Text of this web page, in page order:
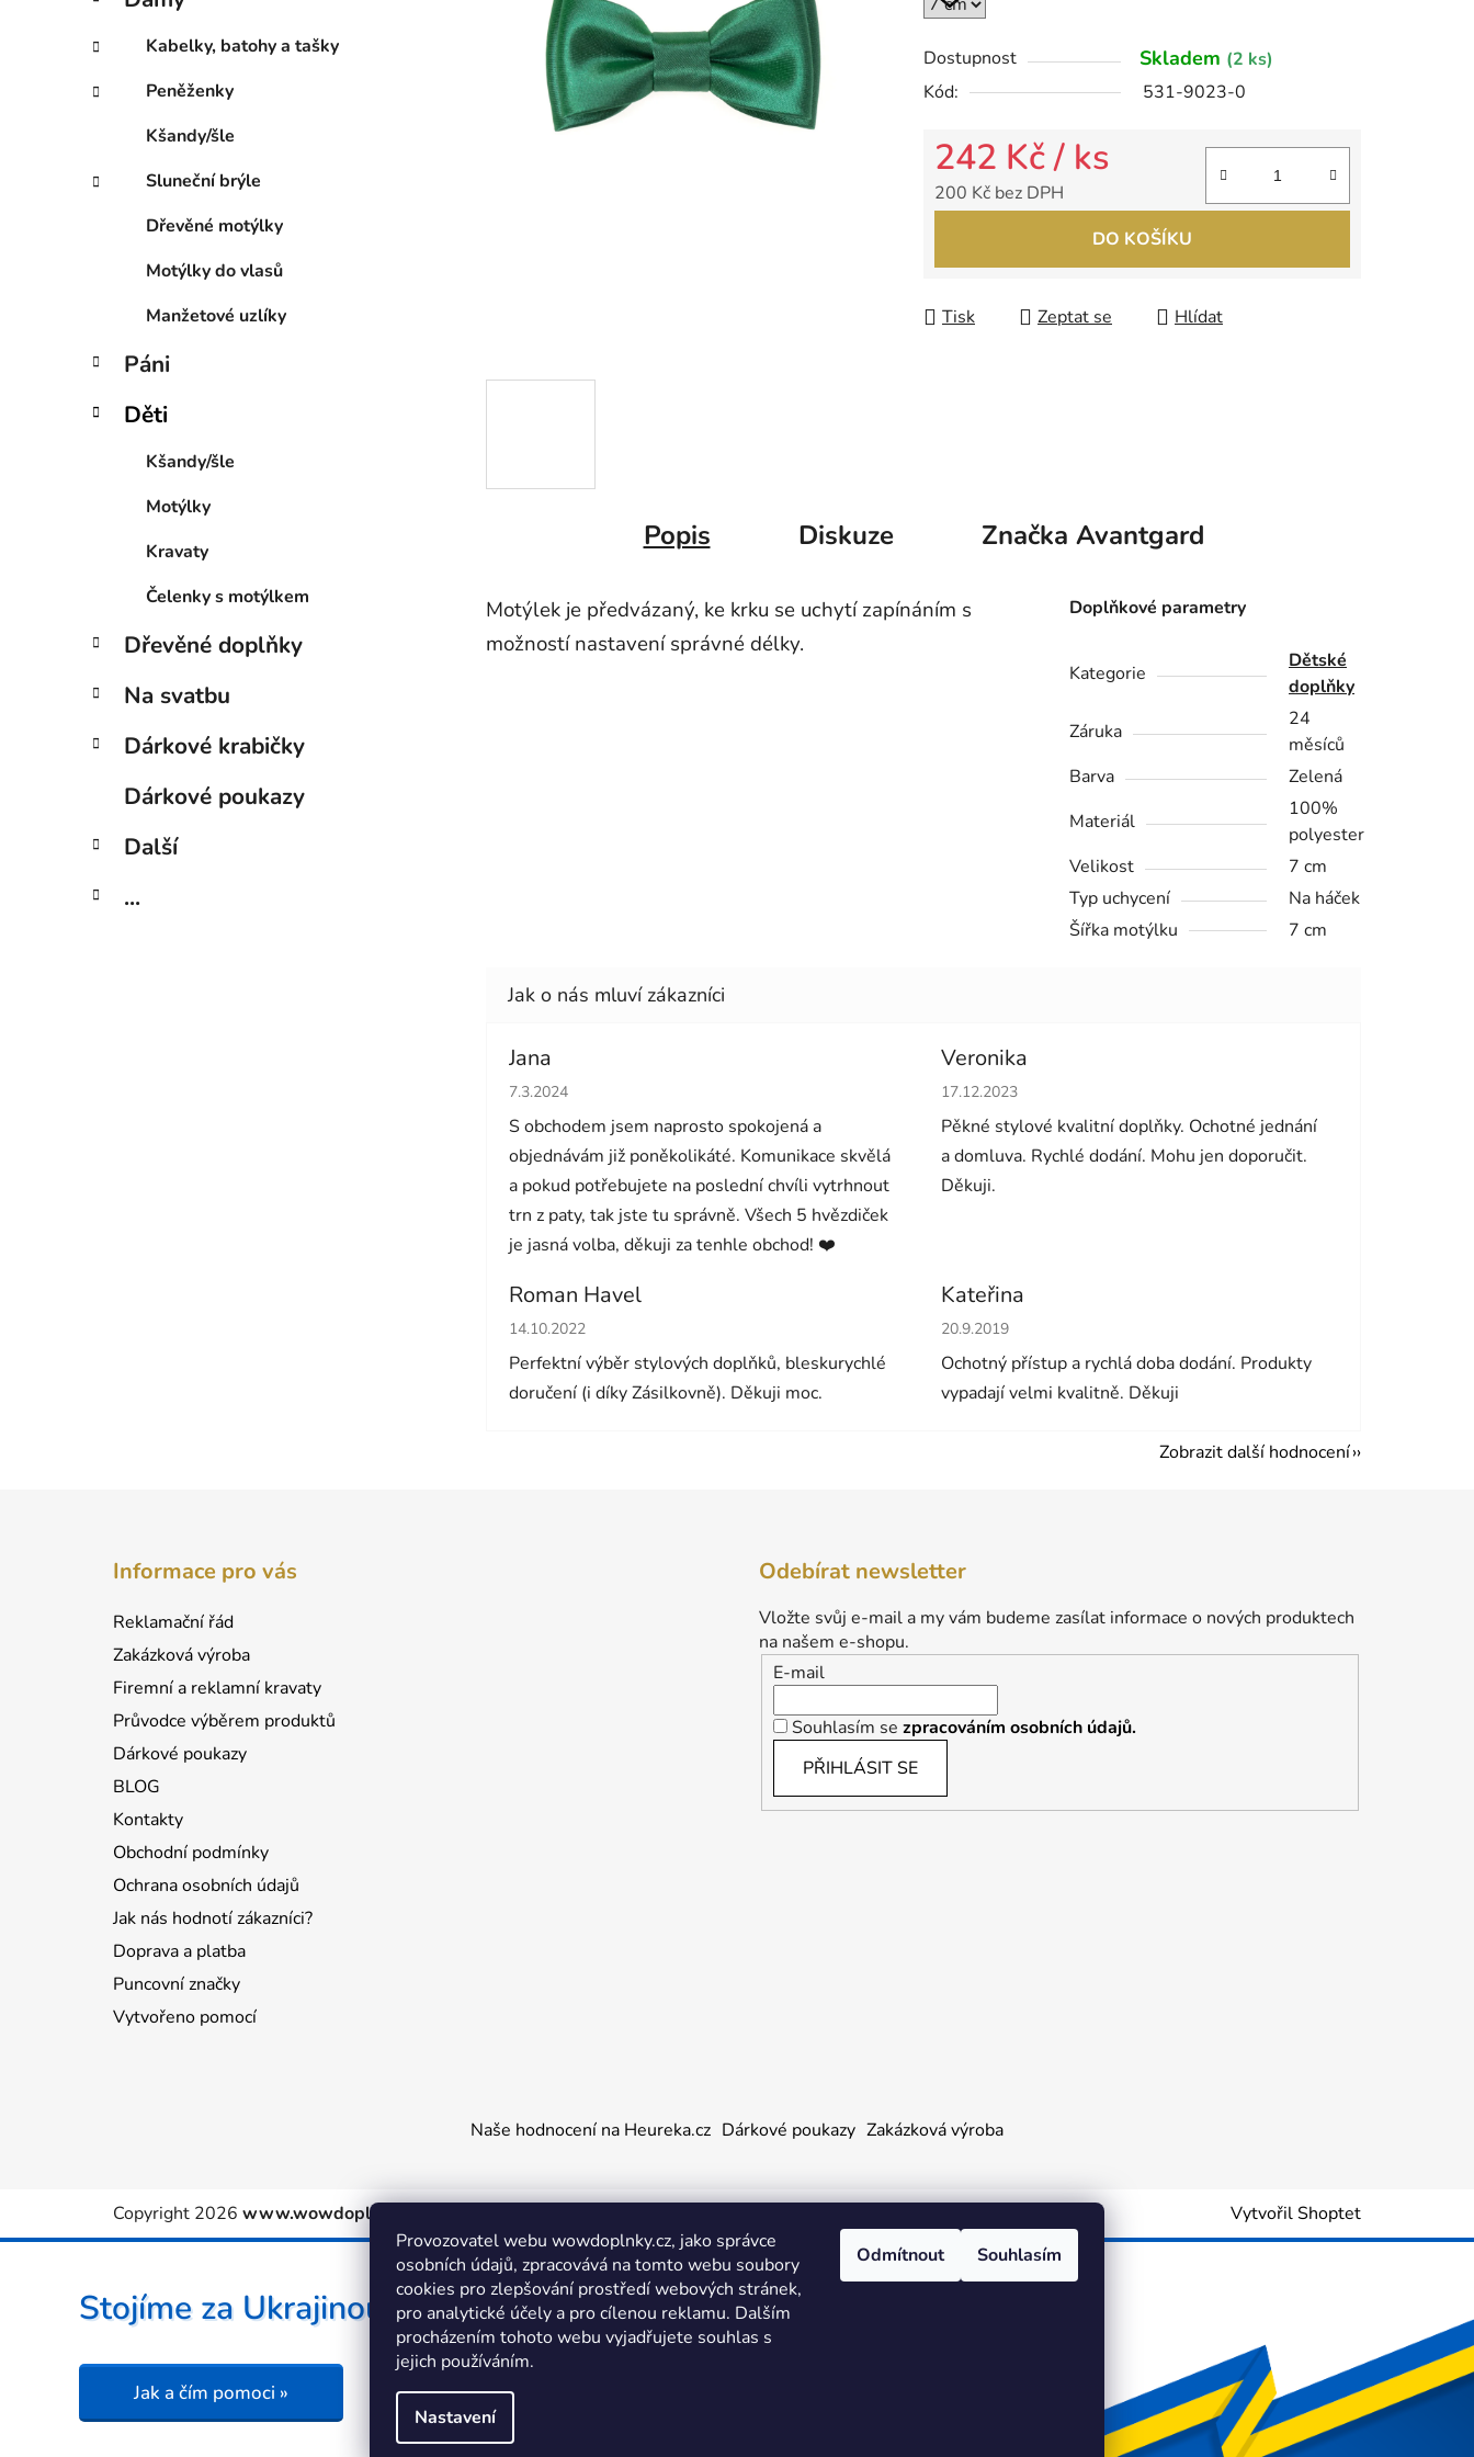
Provozovatel webu wowdoplnky.cz, jako správce
osobních údajů, zpracovává na tomto webu soubory
cookies pro zlepšování prostředí webových stránek,
pro analytické účely a pro cílenou reklamu. Dalším
procházením tohoto webu vyjadřujete souhlas s
jejich používáním.
Nastavení
Odmítnout Souhlasím
p
a
e
e
o
i
Kabelky, batohy a tašky
Peněženky
Kšandy/šle
Sluneční brýle
Dřevěné motýlky
Motýlky do vlasů
Manžetové uzlíky
Páni
Děti
Kšandy/šle
Motýlky
Kravaty
Čelenky s motýlkem
Dřevěné doplňky
Na svatbu
Dárkové krabičky
Dárkové poukazy
Další
...
Dostupnost Skladem (2 ks)
Kód:
531-9023-0
242 Kč/ ks
200 Kč bez DPH
DO KOŠÍKU
Tisk Zeptat se Hlídat
Popis Diskuze Značka Avantgard
Motýlek je předvázaný, ke krku se uchytí zapínáním s
možností nastavení správné délky.
Doplňkové parametry
Kategorie
Dětské
doplňky
Záruka
24
měsíců
Barva
Zelená
Materiál
100%
polyester
Velikost
7 cm
Typ uchycení
Na háček
Šířka motýlku
7 cm
Jana
Hodnocení obchodu je 5 z 5 hvězdiček.
7.3.2024
S obchodem jsem naprosto spokojená a
objednávám již poněkolikáté. Komunikace skvělá
a pokud potřebujete na poslední chvíli vytrhnout
trn z paty, tak jste tu správně. Všech 5 hvězdiček
je jasná volba, děkuji za tenhle obchod! ❤️
Veronika
Hodnocení obchodu je 5 z 5 hvězdiček.
17.12.2023
Pěkné stylové kvalitní doplňky. Ochotné jednání
a domluva. Rychlé dodání. Mohu jen doporučit.
Děkuji.
Roman Havel
Hodnocení obchodu je 5 z 5 hvězdiček.
14.10.2022
Perfektní výběr stylových doplňků, bleskurychlé
doručení (i díky Zásilkovně). Děkuji moc.
Kateřina
Hodnocení obchodu je 5 z 5 hvězdiček.
20.9.2019
Ochotný přístup a rychlá doba dodání. Produkty
vypadají velmi kvalitně. Děkuji
Zobrazit další hodnocení
Informace pro vás
Reklamační řád
Zakázková výroba
Firemní a reklamní kravaty
Průvodce výběrem produktů
Dárkové poukazy
BLOG
Kontakty
Obchodní podmínky
Ochrana osobních údajů
Jak nás hodnotí zákazníci?
Doprava a platba
Puncovní značky
Vytvořeno pomocí
Odebírat newsletter
Vložte svůj e-mail a my vám budeme zasílat informace o nových produktech
na našem e-shopu.
E-mail
Souhlasím se zpracováním osobních údajů.
PŘIHLÁSIT SE
Naše hodnocení na Heureka.cz Dárkové poukazy Zakázková výroba
Vytvořil Shoptet
Copyright 2026 www.wowdoplnky.cz
Stojíme za Ukrajinou ❤️
Jak a čím pomoci »